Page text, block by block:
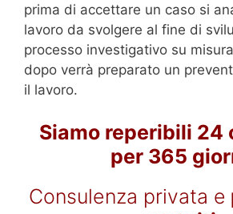
prima di accettare un caso si
lavoro da svolgere al fine di
processo investigativo su
dopo verrà preparato un
il lavoro.
Siamo reperibili 24
per 365
Consulenza privata e